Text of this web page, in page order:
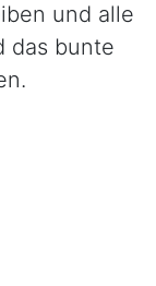
und alle
das bunte